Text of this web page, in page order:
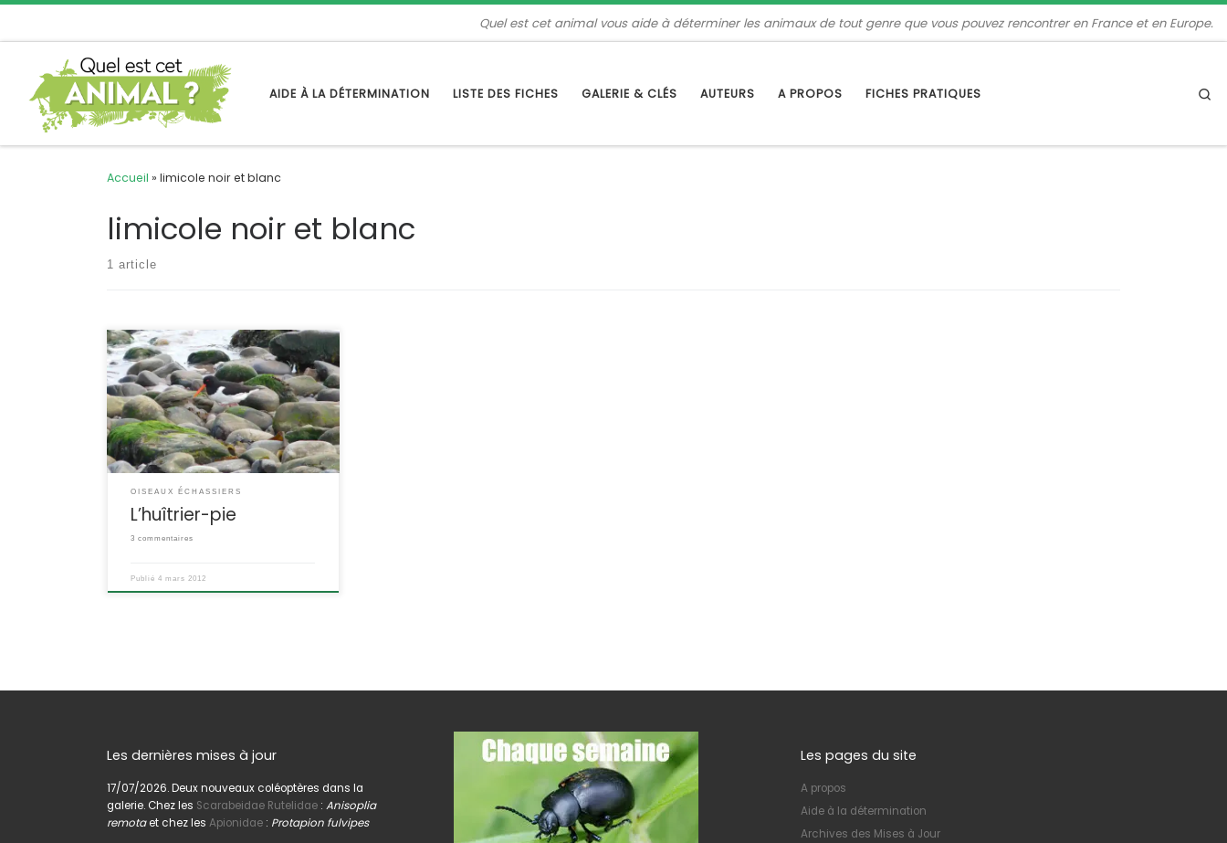
Quel est cet animal vous aide à déterminer les animaux de tout genre que vous pouvez rencontrer en France et en Europe.
AIDE À LA DÉTERMINATION LISTE DES FICHES GALERIE & CLÉS AUTEURS A PROPOS FICHES PRATIQUES
Accueil » limicole noir et blanc
limicole noir et blanc
1 article
C’est certainement le limicole le plus
facilement reconnaissable de France
d’autant qu’il n’est pas discret. Avec
son bec massif orange et son
plumage noir et blanc, la pie de mer
est un habitué des littoraux de
France. Haematopus ostralegus
POSITION SYSTÉMATIQUE : Vertébré
Oiseau Famille des Charadriiformes
ETYMOLOGIE : Haematopus = à pattes
OISEAUX ÉCHASSIERS
L’huîtrier-pie
3 commentaires
Publié4 mars 2012
Les dernières mises à jour
17/07/2026. Deux nouveaux coléoptères dans la
galerie. Chez les Scarabeidae Rutelidae : Anisoplia
remotaet chez les Apionidae : Protapion fulvipes
Les pages du site
A propos
Aide à la détermination
Archives des Mises à Jour